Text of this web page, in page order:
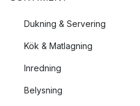
Dukning & Servering
Kök & Matlagning
Inredning
Belysning